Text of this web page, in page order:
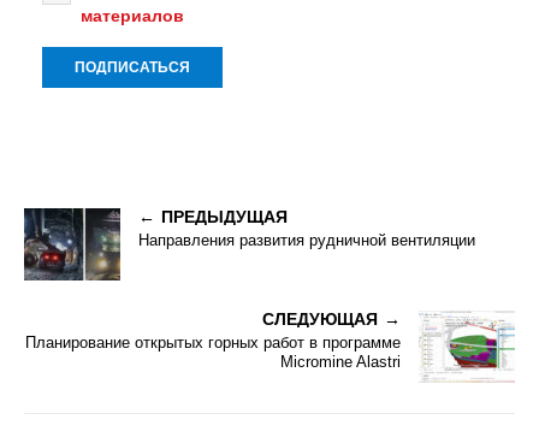
материалов
ПРЕДЫДУЩАЯ
Направления развития рудничной вентиляции
СЛЕДУЮЩАЯ
Планирование открытых горных работ в программе
Micromine Alastri